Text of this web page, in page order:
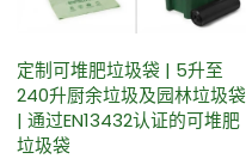
定制可堆肥垃圾袋 | 5升至
240升厨余垃圾及园林垃圾袋
| 通过EN13432认证的可堆肥
垃圾袋